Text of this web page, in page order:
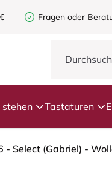
Fragen oder
stehen Tastaturen
- Select (Gabriel) -